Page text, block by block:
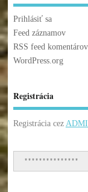
Prihlásiť sa
Feed záznamov
RSS feed komentárov
WordPress.org
Registrácia
Registrácia cez
***************